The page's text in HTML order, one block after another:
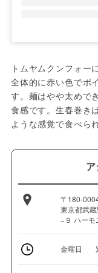
トムヤムクンフォー
全体的に赤い色でポ
す。麺はやや太めで
食感です。生春巻き
ような感覚で食べら
〒180-
東京都武
−９ ハーモ
金曜日